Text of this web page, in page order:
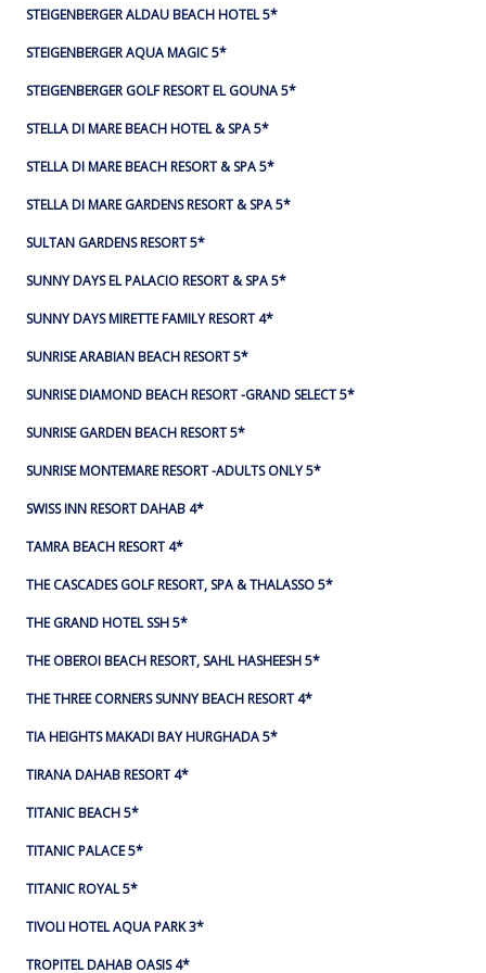
STEIGENBERGER ALDAU BEACH HOTEL 5*
STEIGENBERGER AQUA MAGIC 5*
STEIGENBERGER GOLF RESORT EL GOUNA 5*
STELLA DI MARE BEACH HOTEL & SPA 5*
STELLA DI MARE BEACH RESORT & SPA 5*
STELLA DI MARE GARDENS RESORT & SPA 5*
SULTAN GARDENS RESORT 5*
SUNNY DAYS EL PALACIO RESORT & SPA 5*
SUNNY DAYS MIRETTE FAMILY RESORT 4*
SUNRISE ARABIAN BEACH RESORT 5*
SUNRISE DIAMOND BEACH RESORT -GRAND SELECT 5*
SUNRISE GARDEN BEACH RESORT 5*
SUNRISE MONTEMARE RESORT -ADULTS ONLY 5*
SWISS INN RESORT DAHAB 4*
TAMRA BEACH RESORT 4*
THE CASCADES GOLF RESORT, SPA & THALASSO 5*
THE GRAND HOTEL SSH 5*
THE OBEROI BEACH RESORT, SAHL HASHEESH 5*
THE THREE CORNERS SUNNY BEACH RESORT 4*
TIA HEIGHTS MAKADI BAY HURGHADA 5*
TIRANA DAHAB RESORT 4*
TITANIC BEACH 5*
TITANIC PALACE 5*
TITANIC ROYAL 5*
TIVOLI HOTEL AQUA PARK 3*
TROPITEL DAHAB OASIS 4*